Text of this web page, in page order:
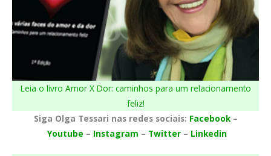
Leia o livro Amor X Dor: caminhos para um relacionamento
feliz!
Siga Olga Tessari nas redes sociais: Facebook–
Youtube – Instagram – Twitter– Linkedin